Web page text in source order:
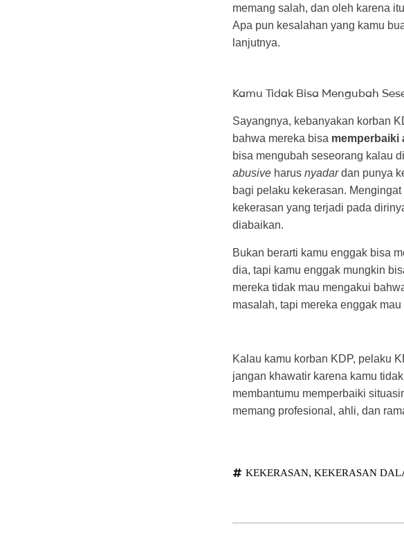
memang salah, dan oleh karena
Apa pun kesalahan yang kamu
lanjutnya.
Kamu Tidak Bisa Mengubah
Sayangnya, kebanyakan korban
bahwa mereka bisa memperbaiki
bisa mengubah seseorang kalau
abusive harus nyadardan punya
bagi pelaku kekerasan.
kekerasan yang terjadi pada
diabaikan.
Bukan berarti kamu enggak bisa
dia, tapi kamu enggak mungkin
mereka tidak mau mengakui
masalah, tapi mereka enggak mau
Kalau kamu korban KDP, pelaku
jangan khawatir karena kamu
membantumu memperbaiki
memang profesional, ahli, dan
KEKERASAN, KEKERASAN